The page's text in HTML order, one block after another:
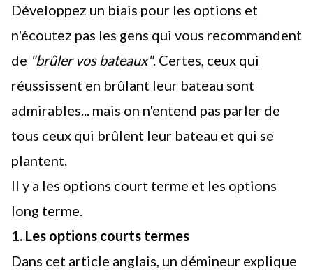
Développez un biais pour les options et
n'écoutez pas les gens qui vous recommandent
de "brûler vos bateaux". Certes, ceux qui
réussissent en brûlant leur bateau sont
admirables... mais on n'entend pas parler de
tous ceux qui brûlent leur bateau et qui se
plantent.
Il y a les options court terme et les options
long terme.
1. Les options courts termes
Dans cet article anglais , un démineur explique